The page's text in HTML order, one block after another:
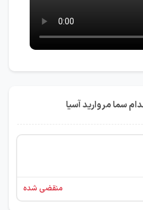
سما مروارید آسیا
منقضی شده